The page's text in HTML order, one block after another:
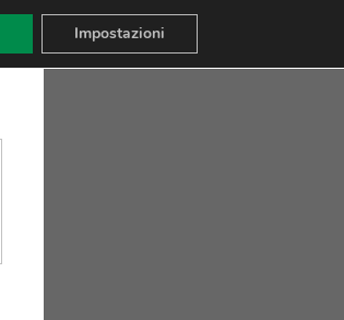
Impostazioni